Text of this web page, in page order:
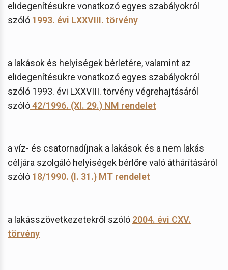
elidegenítésükre vonatkozó egyes szabályokról
szóló 1993. évi LXXVIII. törvény
a lakások és helyiségek bérletére, valamint az
elidegenítésükre vonatkozó egyes szabályokról
szóló 1993. évi LXXVIII. törvény végrehajtásáról
szóló42/1996. (XI. 29.) NM rendelet
a víz- és csatornadíjnak a lakások és a nem lakás
céljára szolgáló helyiségek bérlőre való áthárításáról
szóló 18/1990. (I. 31.) MT rendelet
a lakásszövetkezetekről szóló 2004. évi CXV.
törvény